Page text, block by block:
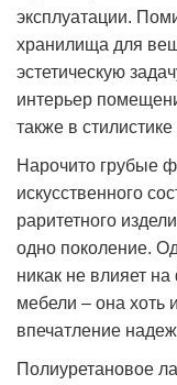
эксплуатации.
хранилища для
эстетическую
интерьер
также в
Нарочито грубые
искусственного
раритетного
одно поколение.
никак не влияет
мебели – она хоть
впечатление
Полиуретановое